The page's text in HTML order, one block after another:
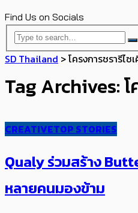
Find Us on Socials
SD Thailand >โครงการชรารีไซ
Tag Archives: โ
CREATIVETOP STORIES
Qualy ร่วมสร้าง
หลายคนมองข้าม